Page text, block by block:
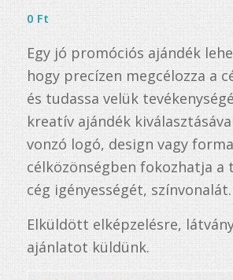
0 Ft
Egy jó promóciós ajándék
hogy precízen megcélozza a
és tudassa velük
kreatív ajándék
vonzó logó, design vagy
célközönségben fokozhatja a
cég igényességét, színvonalát.
Elküldött elképzelésre,
ajánlatot küldünk.